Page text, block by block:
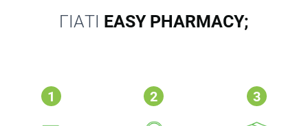
ΓΙΑΤΙ EASY PHARMACY;